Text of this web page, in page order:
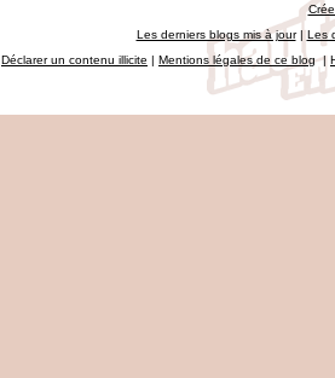
Les derniers blogs mis à jour|Les
Déclarer un contenu illicite | Mentions légales de ce blog|